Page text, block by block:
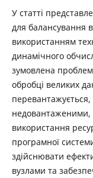
У статті
для балансування
використанням
динамічного
зумовлена
обробці великих
недовантаженими,
використання
програмної
здійснювати
вузлами та